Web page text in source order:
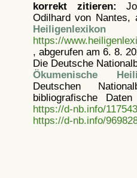
korrekt zitieren:
Odilhard von Nantes,
Heiligenlexikon
https://
, abgerufen am 6. 8.
Die Deutsche
Ökumenische
Deutschen
bibliografische
https://d-nb.info/
https://d-nb.info/